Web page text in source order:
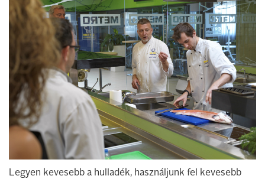
Legyen kevesebb a hulladék, használjunk fel kevesebb